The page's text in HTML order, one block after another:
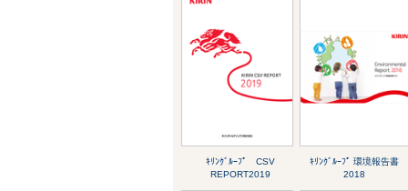
ｷﾘﾝｸﾞﾙｰﾌﾟ CSV
REPORT2019
ｷﾘﾝｸﾞﾙｰﾌﾟ 環境報告書
2018